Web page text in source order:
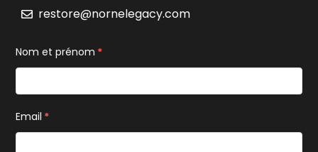
restore@nornelegacy.com
Nom et prénom *
Email *